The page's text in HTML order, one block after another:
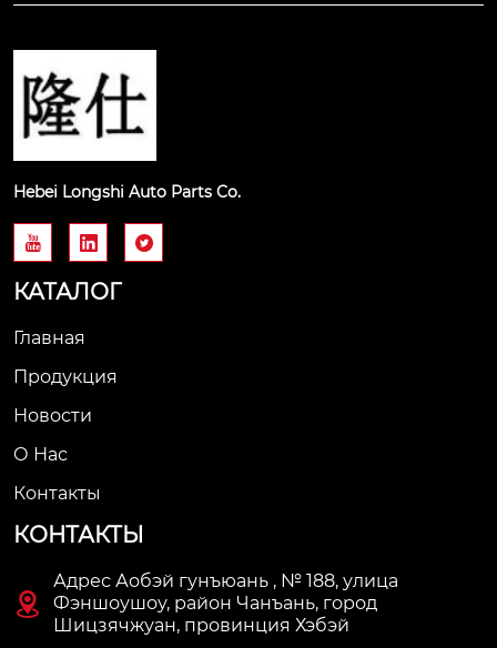
Hebei Longshi Auto Parts Co.
  
КАТАЛОГ
Главная
Продукция
Новости
О Нас
Контакты
КОНТАКТЫ

Адрес Аобэй гунъюань , № 188, улица
Фэншоушоу, район Чанъань, город
Шицзячжуан, провинция Хэбэй